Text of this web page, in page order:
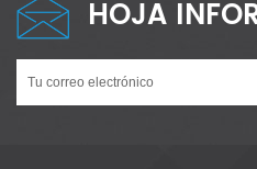
HOJA